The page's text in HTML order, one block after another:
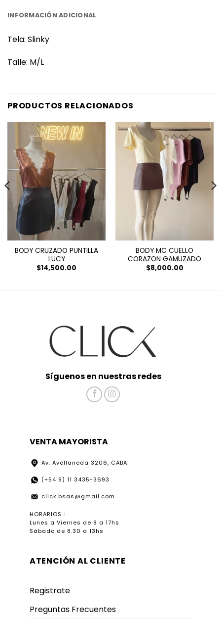
INFORMACIÓN ADICIONAL
Tela: Slinky
Talle: M/L
PRODUCTOS RELACIONADOS
BODY CRUZADO PUNTILLA
LUCY
$14,500.00
BODY MC CUELLO
CORAZON GAMUZADO
$8,000.00
Síguenos en nuestras redes
VENTA MAYORISTA
Av. Avellaneda 3206, CABA
(+54 9) 11 3435-3693
click.bsas@gmail.com
HORARIOS :
Lunes a Viernes de 8 a 17hs
Sábado de 8.30 a 13hs
ATENCIÓN AL CLIENTE
Registrate
Preguntas Frecuentes